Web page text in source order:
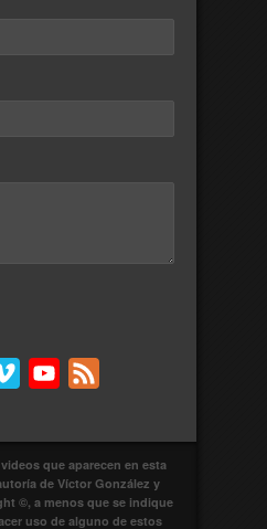
Vimeo YouTube
que aparecen en esta
de Víctor González y
©, a menos que se indique
uso de alguno de estos